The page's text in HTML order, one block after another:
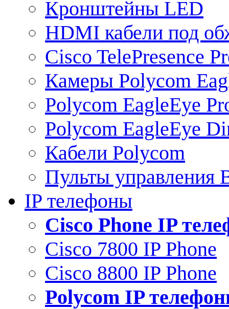
Кронштейны LED
HDMI кабели под
Cisco TelePresence
Камеры Polycom
Polycom EagleEye
Polycom EagleEye
Кабели Polycom
Пульты управления
IP телефоны
Сisco Phone IP
Cisco 7800 IP Phone
Cisco 8800 IP Phone
Polycom IP